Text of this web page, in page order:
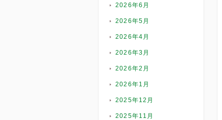
2026年6月
2026年5月
2026年4月
2026年3月
2026年2月
2026年1月
2025年12月
2025年11月